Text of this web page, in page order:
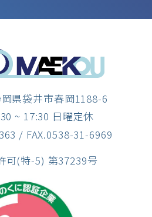
県袋井市春岡1188-6
~ 17:30 日曜定休
/ FAX.0538-31-6969
可(特-5) 第37239号